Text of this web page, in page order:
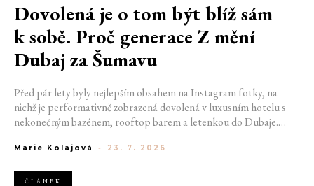
Dovolená je o tom být blíž sám
k sobě. Proč generace Z mění
Dubaj za Šumavu
Před pár lety byly nejlepším obsahem na Instagram fotky, na
nichž je performativně zobrazená dovolená v luxusním hotelu s
nekonečným bazénem, rooftop barem a letenkou do Dubaje.
horách. Ranní koupání v lomu. Výlet vlakem na Šumavu.
Marie Kolajová - 23. 7. 2026
ČLÁNEK